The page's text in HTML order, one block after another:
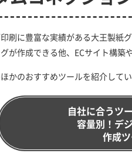
刷に豊富な実績がある大王製紙
が作成できる他、ECサイト構築
かのおすすめツールを紹介して
自社に合うツ
容量別！デ
作成